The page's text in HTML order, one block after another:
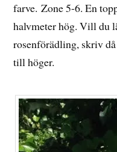
farve. Zone 5-6. En
halvmeter hög. Vill du
rosenförädling, skriv
till höger.